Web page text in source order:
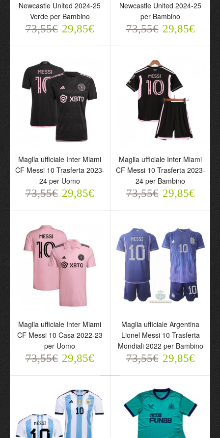
Newcastle United 2024-25
Verde per Bambino
73,55€ 29,85€
Newcastle United 2024-25
per Bambino
73,55€ 29,85€
Maglia ufficiale Inter Miami
CF Messi 10 Trasferta 2023-
24 per Uomo
73,55€ 29,85€
Maglia ufficiale Inter Miami
CF Messi 10 Trasferta 2023-
24 per Bambino
73,55€ 29,85€
Maglia ufficiale Inter Miami
CF Messi 10 Casa 2022-23
per Uomo
73,55€ 29,85€
Maglia ufficiale Argentina
Lionel Messi 10 Trasferta
Mondiali 2022 per Bambino
73,55€ 29,85€